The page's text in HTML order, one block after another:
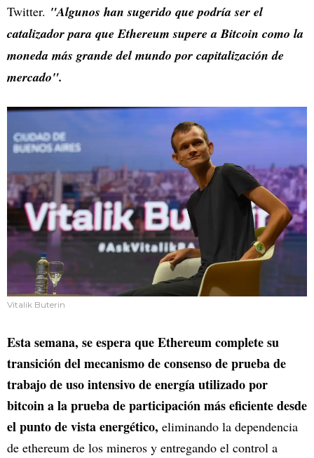
Twitter. "Algunos han sugerido que podría ser el
catalizador para que Ethereum supere a Bitcoin como la
moneda más grande del mundo por capitalización de
mercado".
Vitalik Buterin
Esta semana, se espera que Ethereum complete su
transición del mecanismo de consenso de prueba de
trabajo de uso intensivo de energía utilizado por
bitcoin a la prueba de participación más eficiente desde
el punto de vista energético, eliminando la dependencia
de ethereum de los mineros y entregando el control a